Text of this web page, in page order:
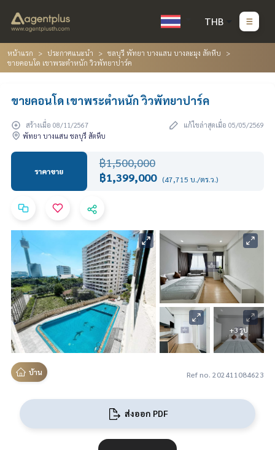
THB
หน้าแรก ประกาศแนะนำ
ชลบุรี พัทยา บางแสน บางละมุง สัตหีบ
ขายคอนโด เขาพระตำหนัก วิวพัทยาปาร์ค
ขายคอนโด เขาพระตำหนัก วิวพัทยาปาร์ค
สร้างเมื่อ 08/11/2567
แก้ไขล่าสุดเมื่อ 05/05/2569
พัทยา บางแสน ชลบุรี สัตหีบ
ราคาขาย
฿1,500,000
฿1,399,000 (47,715 บ./ตร.ว.)
+3 รูป
บ้าน Ref no. 202411084623
ส่งออก PDF